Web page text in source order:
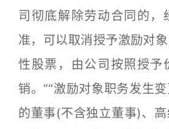
司彻底解除劳动合同的，
准，可以取消授予激励对
性股票，由公司按照授予
销。”“激励对象职务发生
的董事(不含独立董事)、